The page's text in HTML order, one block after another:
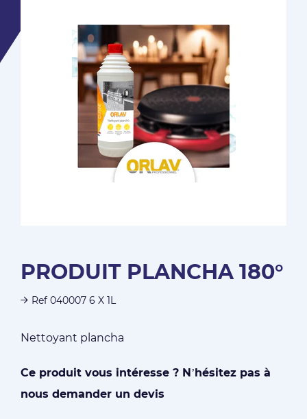
PRODUIT PLANCHA 180°
Ref 040007 6 X 1L
Nettoyant plancha
Ce produit vous intéresse ? N’hésitez pas à
nous demander un devis